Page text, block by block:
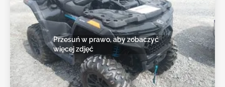
Przesuń w prawo, aby zobaczyć
więcej zdjęć